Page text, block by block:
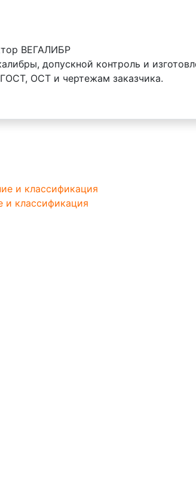
ВЕГАЛИБР
допускной контроль и
ОСТ и чертежам заказчика.
и классификация